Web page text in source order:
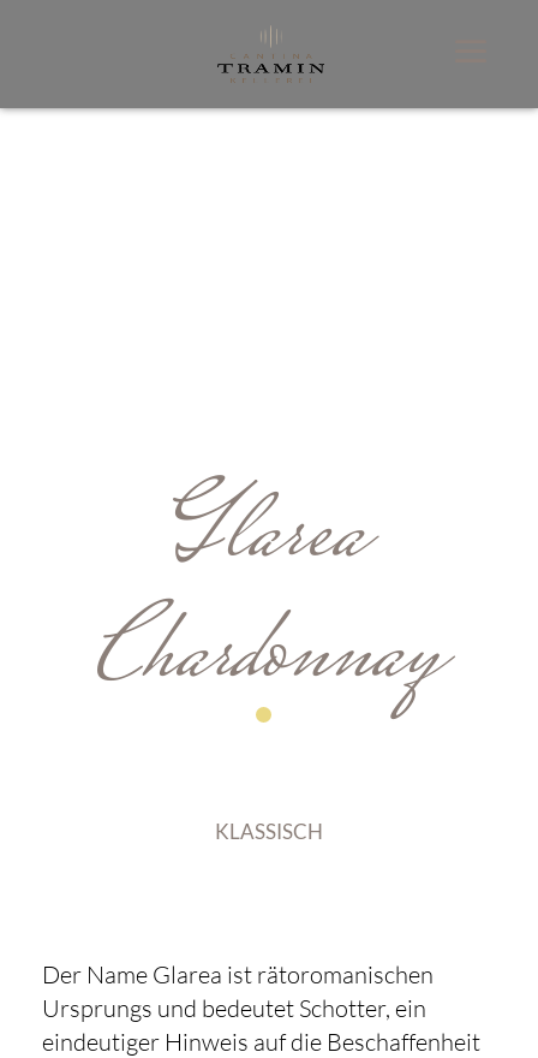
Glarea
Chardonnay
KLASSISCH
Der Name Glarea ist rätoromanischen
Ursprungs und bedeutet Schotter, ein
eindeutiger Hinweis auf die Beschaffenheit